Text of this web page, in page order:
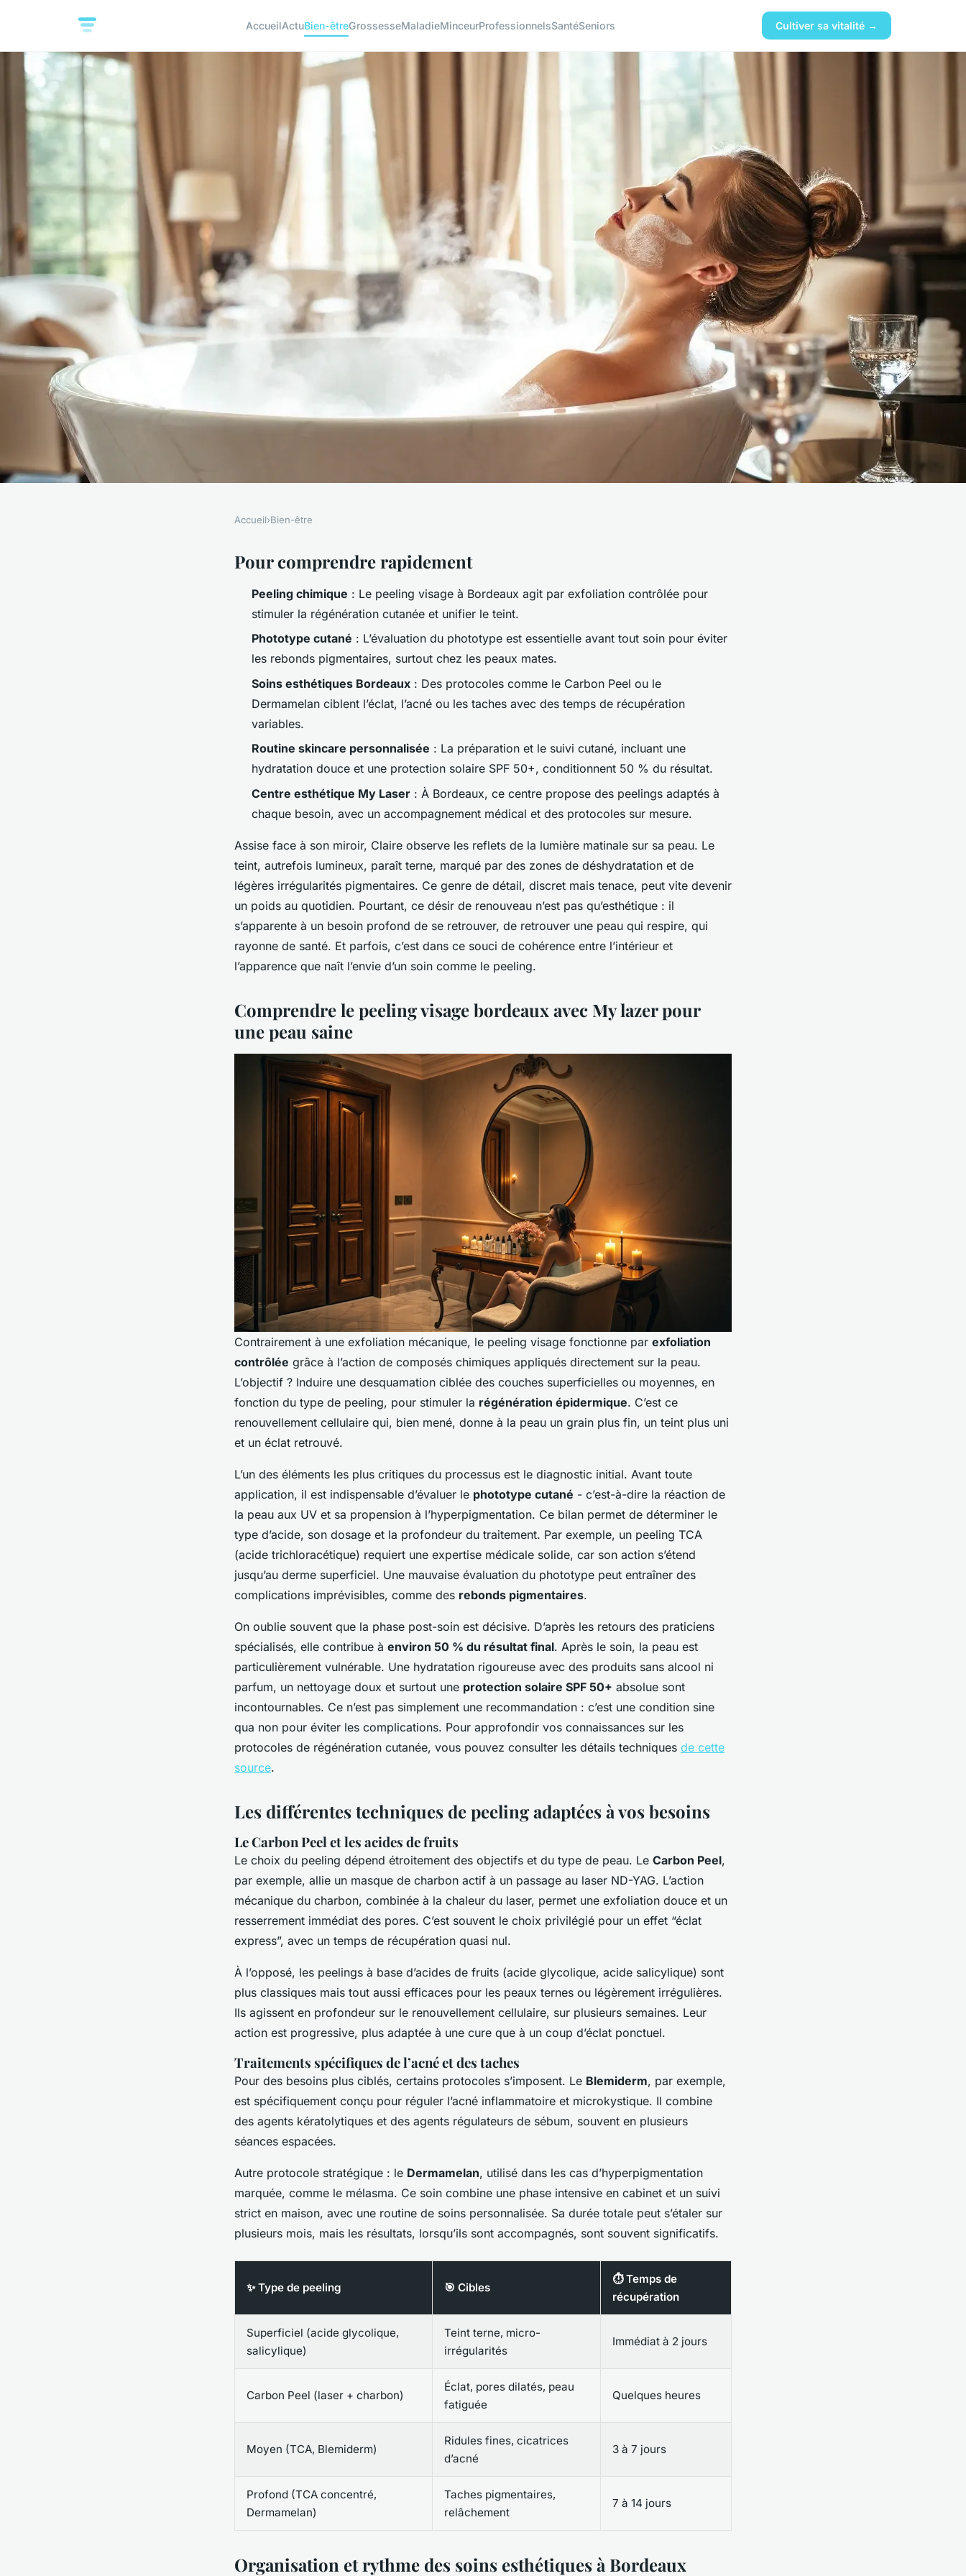
AccueilActuBien-êtreGrossesseMaladieMinceurProfessionnelsSantéSeniors Cultiver sa vitalité →
Top établissements pour un peeling
visage éclatant à Bordeaux
Accueil›Bien-être
Pour comprendre rapidement
Peeling chimique : Le peeling visage à Bordeaux agit par exfoliation contrôlée pour
stimuler la régénération cutanée et unifier le teint.
Phototype cutané : L’évaluation du phototype est essentielle avant tout soin pour éviter
les rebonds pigmentaires, surtout chez les peaux mates.
Soins esthétiques Bordeaux : Des protocoles comme le Carbon Peel ou le
Dermamelan ciblent l’éclat, l’acné ou les taches avec des temps de récupération
variables.
Routine skincare personnalisée : La préparation et le suivi cutané, incluant une
hydratation douce et une protection solaire SPF 50+, conditionnent 50 % du résultat.
Centre esthétique My Laser : À Bordeaux, ce centre propose des peelings adaptés à
chaque besoin, avec un accompagnement médical et des protocoles sur mesure.
Assise face à son miroir, Claire observe les reflets de la lumière matinale sur sa peau. Le
teint, autrefois lumineux, paraît terne, marqué par des zones de déshydratation et de
légères irrégularités pigmentaires. Ce genre de détail, discret mais tenace, peut vite devenir
un poids au quotidien. Pourtant, ce désir de renouveau n’est pas qu’esthétique : il
s’apparente à un besoin profond de se retrouver, de retrouver une peau qui respire, qui
rayonne de santé. Et parfois, c’est dans ce souci de cohérence entre l’intérieur et
l’apparence que naît l’envie d’un soin comme le peeling.
Comprendre le peeling visage bordeaux avec My lazer pour
une peau saine
Contrairement à une exfoliation mécanique, le peeling visage fonctionne par exfoliation
contrôlée grâce à l’action de composés chimiques appliqués directement sur la peau.
L’objectif ? Induire une desquamation ciblée des couches superficielles ou moyennes, en
fonction du type de peeling, pour stimuler la régénération épidermique. C’est ce
renouvellement cellulaire qui, bien mené, donne à la peau un grain plus fin, un teint plus uni
et un éclat retrouvé.
L’un des éléments les plus critiques du processus est le diagnostic initial. Avant toute
application, il est indispensable d’évaluer le phototype cutané - c’est-à-dire la réaction de
la peau aux UV et sa propension à l’hyperpigmentation. Ce bilan permet de déterminer le
type d’acide, son dosage et la profondeur du traitement. Par exemple, un peeling TCA
(acide trichloracétique) requiert une expertise médicale solide, car son action s’étend
jusqu’au derme superficiel. Une mauvaise évaluation du phototype peut entraîner des
complications imprévisibles, comme des rebonds pigmentaires.
On oublie souvent que la phase post-soin est décisive. D’après les retours des praticiens
spécialisés, elle contribue à environ 50 % du résultat final. Après le soin, la peau est
particulièrement vulnérable. Une hydratation rigoureuse avec des produits sans alcool ni
parfum, un nettoyage doux et surtout une protection solaire SPF 50+ absolue sont
incontournables. Ce n’est pas simplement une recommandation : c’est une condition sine
qua non pour éviter les complications. Pour approfondir vos connaissances sur les
protocoles de régénération cutanée, vous pouvez consulter les détails techniques de cette
source.
Les différentes techniques de peeling adaptées à vos besoins
Le Carbon Peel et les acides de fruits
Le choix du peeling dépend étroitement des objectifs et du type de peau. Le Carbon Peel,
par exemple, allie un masque de charbon actif à un passage au laser ND-YAG. L’action
mécanique du charbon, combinée à la chaleur du laser, permet une exfoliation douce et un
resserrement immédiat des pores. C’est souvent le choix privilégié pour un effet “éclat
express”, avec un temps de récupération quasi nul.
À l’opposé, les peelings à base d’acides de fruits (acide glycolique, acide salicylique) sont
plus classiques mais tout aussi efficaces pour les peaux ternes ou légèrement irrégulières.
Ils agissent en profondeur sur le renouvellement cellulaire, sur plusieurs semaines. Leur
action est progressive, plus adaptée à une cure que à un coup d’éclat ponctuel.
Traitements spécifiques de l’acné et des taches
Pour des besoins plus ciblés, certains protocoles s’imposent. Le Blemiderm, par exemple,
est spécifiquement conçu pour réguler l’acné inflammatoire et microkystique. Il combine
des agents kératolytiques et des agents régulateurs de sébum, souvent en plusieurs
séances espacées.
Autre protocole stratégique : le Dermamelan, utilisé dans les cas d’hyperpigmentation
marquée, comme le mélasma. Ce soin combine une phase intensive en cabinet et un suivi
strict en maison, avec une routine de soins personnalisée. Sa durée totale peut s’étaler sur
plusieurs mois, mais les résultats, lorsqu’ils sont accompagnés, sont souvent significatifs.
✨ Type de peeling 🎯 Cibles
⏱ Temps de
récupération
Superficiel (acide glycolique,
salicylique)
Teint terne, micro-
irrégularités
Immédiat à 2 jours
Carbon Peel (laser + charbon)
Éclat, pores dilatés, peau
fatiguée
Quelques heures
Moyen (TCA, Blemiderm)
Ridules fines, cicatrices
d’acné
3 à 7 jours
Profond (TCA concentré,
Dermamelan)
Taches pigmentaires,
relâchement
7 à 14 jours
Organisation et rythme des soins esthétiques à Bordeaux